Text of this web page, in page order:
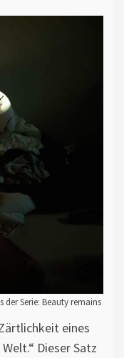
der Serie: Beauty remains
eines
Dieser Satz